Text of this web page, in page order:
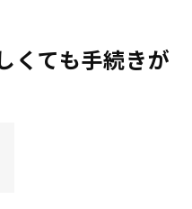
くても手続きが